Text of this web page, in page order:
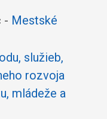
- Mestské
služieb,
rozvoja
mládeže a